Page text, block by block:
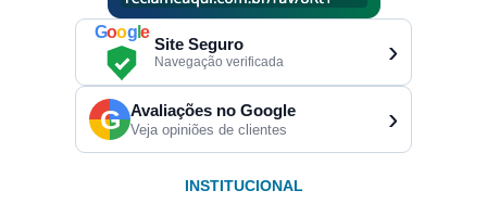
Google
Site Seguro
Navegação verificada ›
G Avaliações no Google
Veja opiniões de clientes ›
INSTITUCIONAL